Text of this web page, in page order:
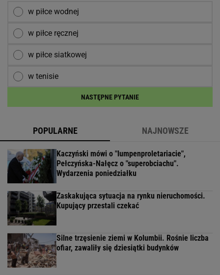
w piłce wodnej
w piłce ręcznej
w piłce siatkowej
w tenisie
NASTĘPNE PYTANIE
POPULARNE NAJNOWSZE
Kaczyński mówi o "lumpenproletariacie",
Pełczyńska-Nałęcz o "superobciachu".
Wydarzenia poniedziałku
Zaskakująca sytuacja na rynku nieruchomości.
Kupujący przestali czekać
Silne trzęsienie ziemi w Kolumbii. Rośnie liczba
ofiar, zawaliły się dziesiątki budynków